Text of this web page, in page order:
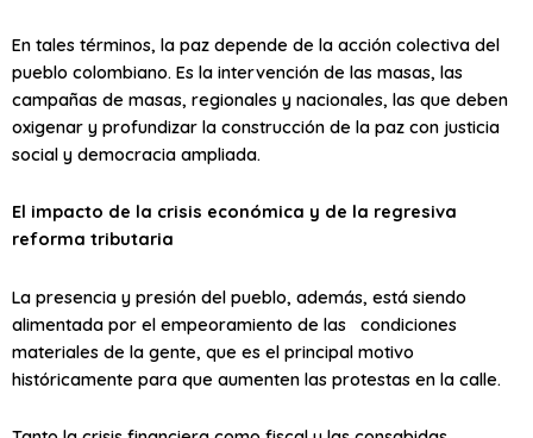
En tales términos, la paz depende de la acción colectiva del
pueblo colombiano. Es la intervención de las masas, las
campañas de masas, regionales y nacionales, las que deben
oxigenar y profundizar la construcción de la paz con justicia
social y democracia ampliada.
El impacto de la crisis económica y de la regresiva
reforma tributaria
La presencia y presión del pueblo, además, está siendo
alimentada por el empeoramiento de las condiciones
materiales de la gente, que es el principal motivo
históricamente para que aumenten las protestas en la calle.